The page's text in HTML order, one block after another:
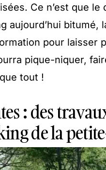
Ce n’est que
aujourd’hui bitumé,
pour laisser
pique-niquer,
tout !
: des
de la